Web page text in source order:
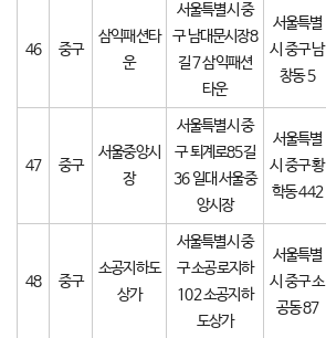
46 중구
삼익패션타
운
서울특별시 중
구 남대문시장8
길 7 삼익패션
타운
서울특별
시 중구 남
창동 5
47 중구
서울중앙시
장
서울특별시 중
구 퇴계로85길
36 일대 서울중
앙시장
서울특별
시 중구 황
학동 442
48 중구
소공지하도
상가
서울특별시 중
구 소공로지하
102 소공지하
도상가
서울특별
시 중구 소
공동 87